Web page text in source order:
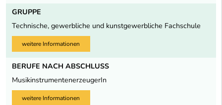
GRUPPE
Technische, gewerbliche und kunstgewerbliche Fachschule
weitere Informationen
BERUFE NACH ABSCHLUSS
MusikinstrumentenerzeugerIn
weitere Informationen